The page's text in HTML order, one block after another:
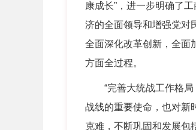
康成长”，进一步明确了
济的全面领导和增强党对
全面深化改革创新，全面
方面全过程。
“完善大统战工作格局
战线的重要使命，也对新
克难，不断巩固和发展包